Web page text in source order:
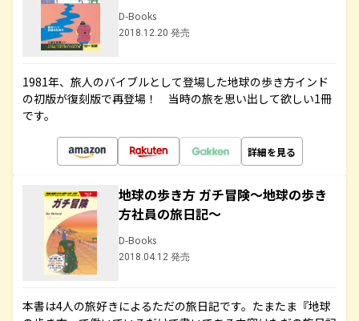
D-Books
2018.12.20 発売
1981年、旅人のバイブルとして登場した地球の歩き方インド
の初版が復刻版で再登場！ 当時の旅を思い出して欲しい1冊
です。
詳細を見る
地球の歩き方 ガチ冒険～地球の歩き
方社員の旅日記～
D-Books
2018.04.12 発売
本書は4人の旅好きによるただの旅日記です。たまたま『地球